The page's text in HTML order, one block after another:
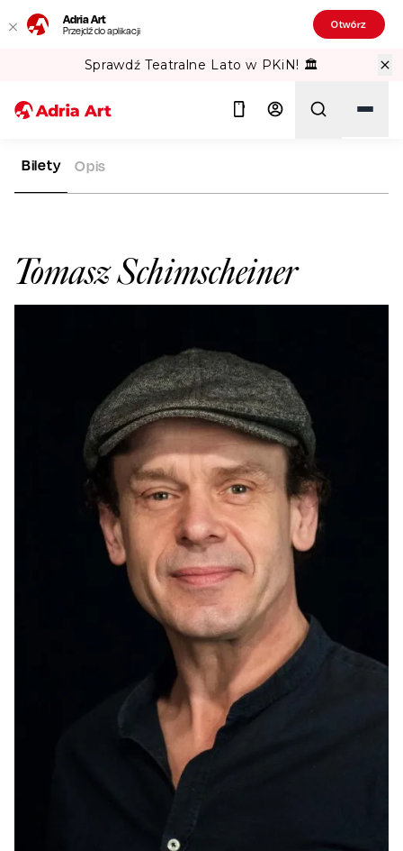
Adria Art
Przejdź do aplikacji Otwórz
Sprawdź Teatralne Lato w PKiN! 🏛️
ADRIA ART
Tomasz Schimscheiner
Bilety Opis